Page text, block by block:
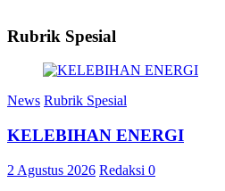
Rubrik Spesial
News Rubrik Spesial
KELEBIHAN ENERGI
2 Agustus 2026 Redaksi 0